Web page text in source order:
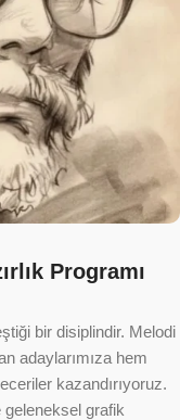
Programı
bir disiplindir. Melodi
adaylarımıza hem
kazandırıyoruz.
geleneksel grafik